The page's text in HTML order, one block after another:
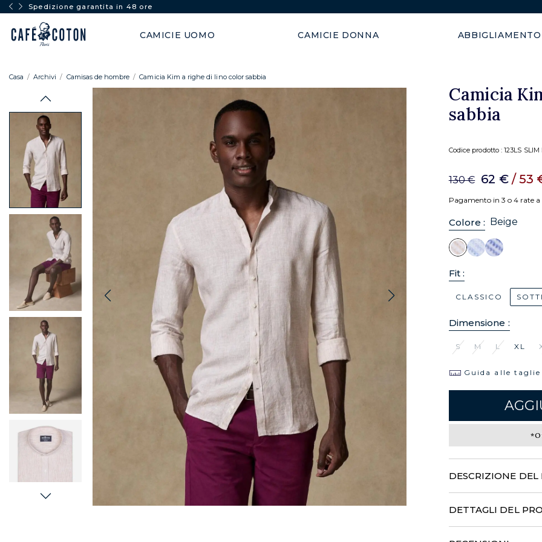
Spedizione garantita in 48 ore Spedizione gratuita
CAMICIE UOMO CAMICIE DONNA ABBIGLIAMENTO
Casa Archivi Camisas de hombre Camicia Kim a righe di lino color sabbia
Camicia
sabbia
Codice prodotto :123LS SLIM
130 € 62 €/ 53
Pagamento in 3 o 4 rate
Colore : Beige
Fit :
CLASSICO
Dimensione :
S M L XL
Guida alle taglie
DESCRIZIONE
regalerà un'insospettabile
DETTAGLI DEL